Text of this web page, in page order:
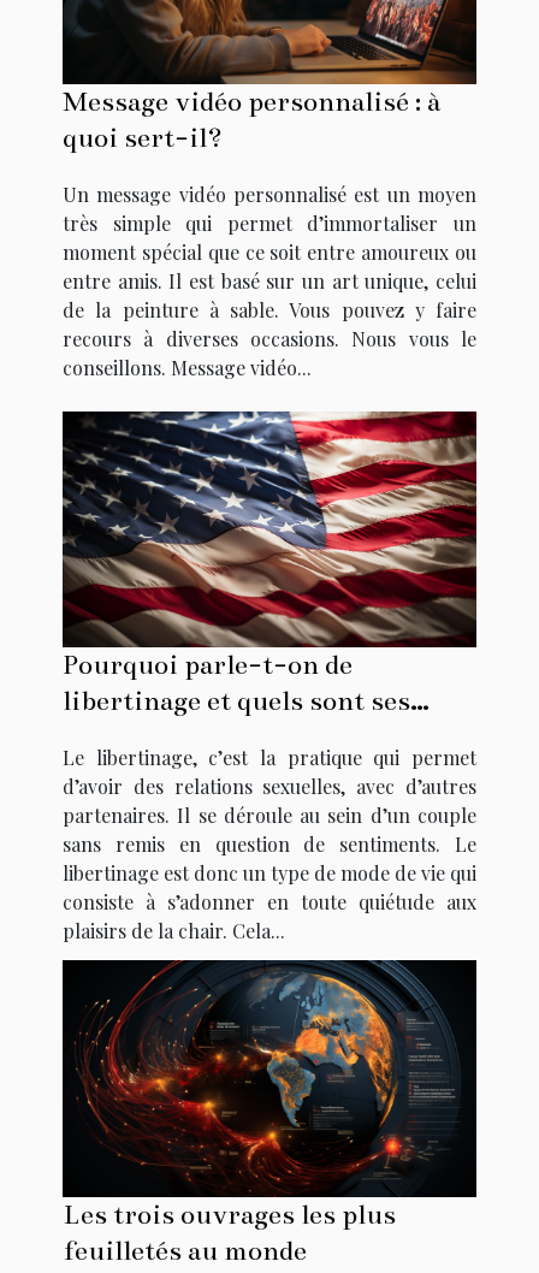
Message vidéo personnalisé : à
quoi sert-il?
Un message vidéo personnalisé est un moyen
très simple qui permet d’immortaliser un
moment spécial que ce soit entre amoureux ou
entre amis. Il est basé sur un art unique, celui
de la peinture à sable. Vous pouvez y faire
recours à diverses occasions. Nous vous le
conseillons. Message vidéo...
Pourquoi parle-t-on de
libertinage et quels sont ses
Le libertinage, c’est la pratique qui permet
d’avoir des relations sexuelles, avec d’autres
partenaires. Il se déroule au sein d’un couple
sans remis en question de sentiments. Le
libertinage est donc un type de mode de vie qui
consiste à s’adonner en toute quiétude aux
plaisirs de la chair. Cela...
Les trois ouvrages les plus
feuilletés au monde